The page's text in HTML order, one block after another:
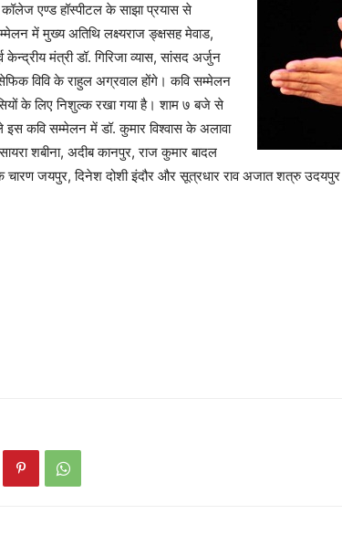
एण्ड हॉस्पीटल के साझा प्रयास से
में मुख्य अतिथि लक्ष्यराज ङ्क्षसह मेवाड,
केन्द्रीय मंत्री डॉ. गिरिजा व्यास, सांसद अर्जुन
विवि के राहुल अग्रवाल होंगे। कवि सम्मेलन
के लिए निशुल्क रखा गया है। शाम ७ बजे से
इस कवि सम्मेलन में डॉ. कुमार विश्वास के अलावा
शबीना, अदीब कानपुर, राज कुमार बादल
जयपुर, दिनेश दोशी इंदौर और सूत्रधार राव अजात शत्रु उदयपुर